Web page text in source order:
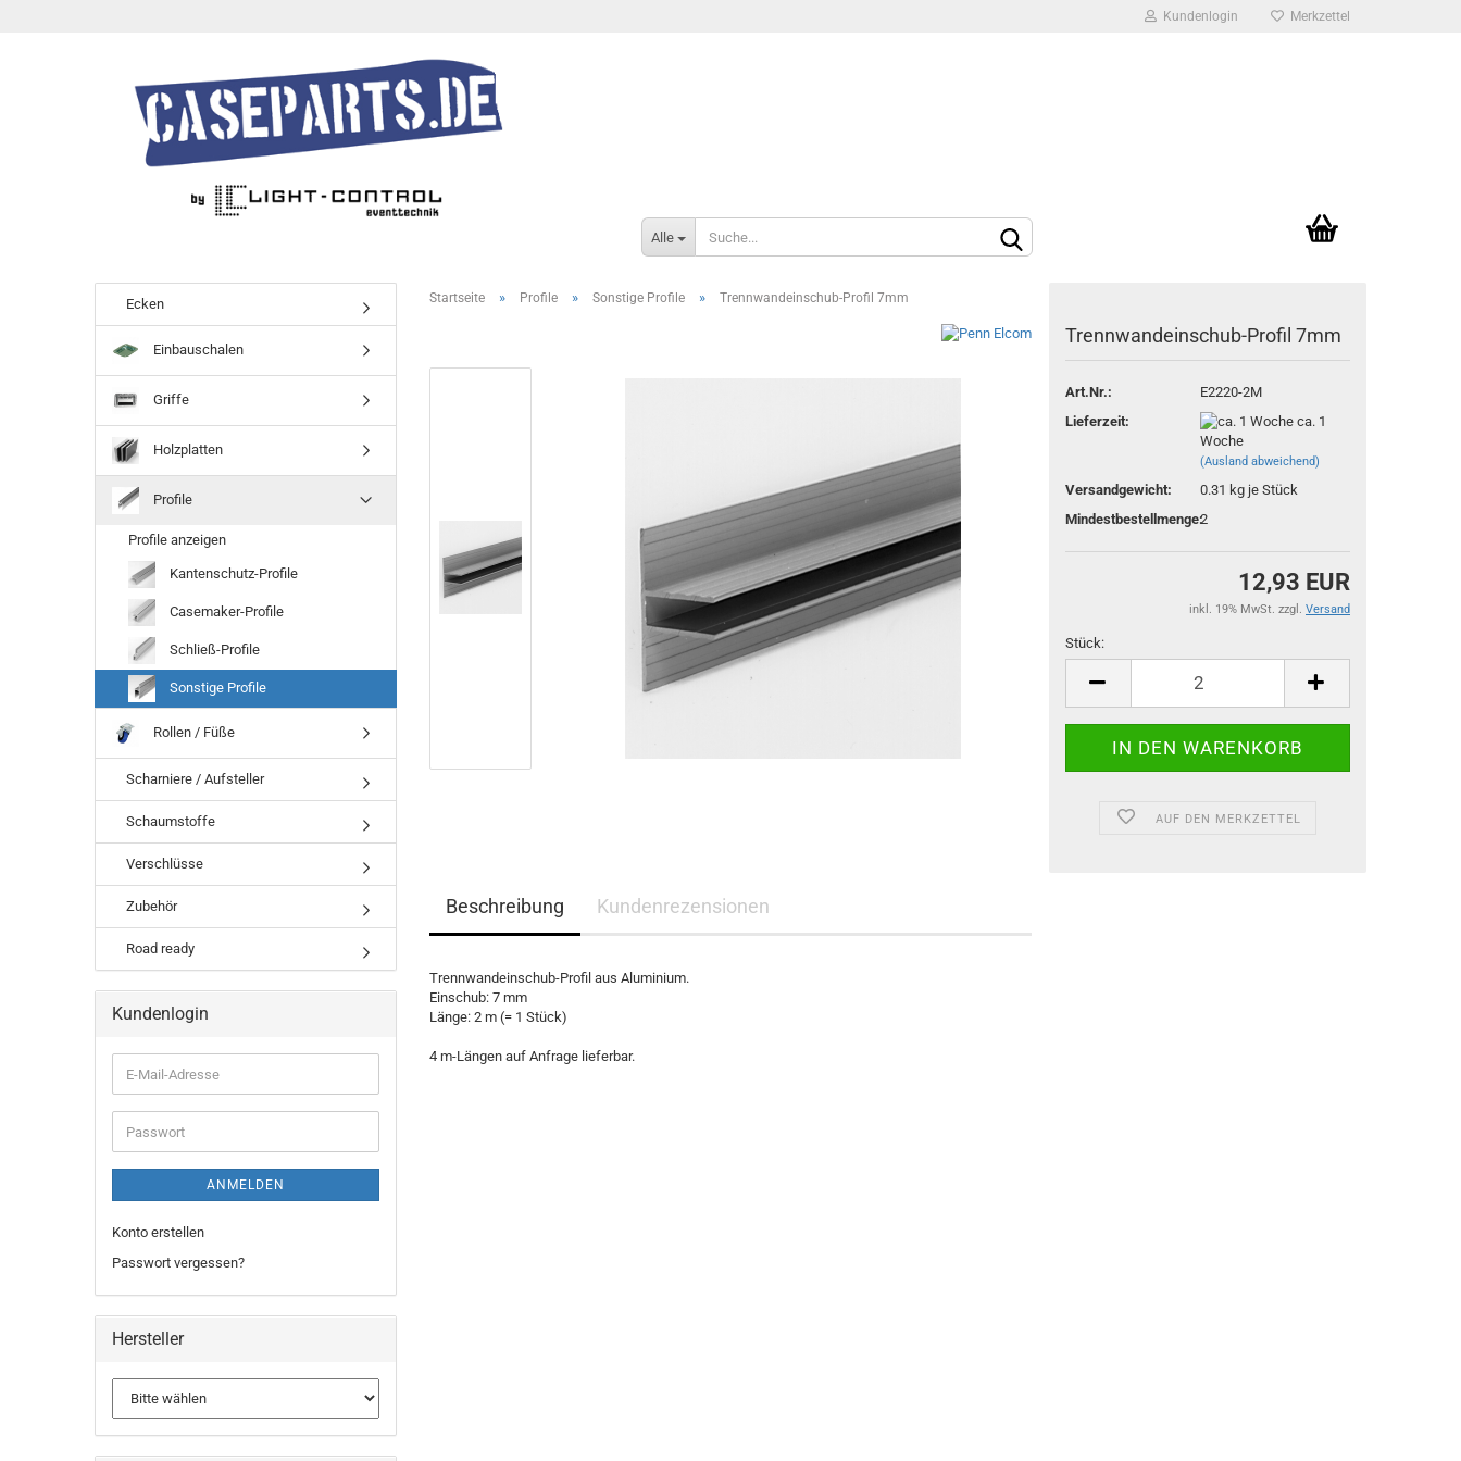
Kundenlogin
Passwort vergessen?
Merkzettel
Alle
Startseite » Profile » Sonstige Profile » Trennwandeinschub-Profil 7mm
Trennwandeinschub-Profil 7mm
Art.Nr.:
E2220-2M
Lieferzeit:
ca. 1
Woche
(Ausland abweichend)
Versandgewicht: 0.31 kg je Stück
Mindestbestellmenge:2
12,93 EUR
inkl. 19% MwSt. zzgl. Versand
Stück:
Stück
AUF DEN MERKZETTEL
Beschreibung Kundenrezensionen
Trennwandeinschub-Profil aus Aluminium.
Einschub: 7 mm
Länge: 2 m (= 1 Stück)
4 m-Längen auf Anfrage lieferbar.
Ecken
Einbauschalen
Griffe
Holzplatten
Profile
Profile anzeigen
Kantenschutz-Profile
Casemaker-Profile
Schließ-Profile
Sonstige Profile
Rollen / Füße
Scharniere / Aufsteller
Schaumstoffe
Verschlüsse
Zubehör
Road ready
Kundenlogin
ANMELDEN
Konto erstellen
Passwort vergessen?
Hersteller